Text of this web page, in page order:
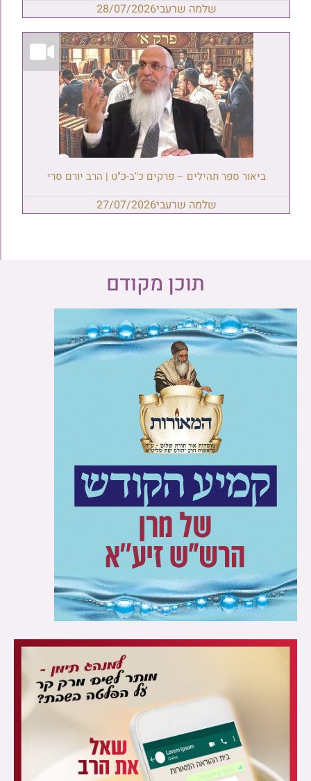
שלמה שרעבי28/07/2026
ביאור ספר תהילים – פרקים כ"ב-כ"ט | הרב יורם סרי
שלמה שרעבי27/07/2026
תוכן מקודם